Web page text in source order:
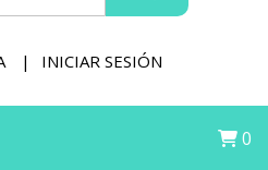
INICIAR SESIÓN
0